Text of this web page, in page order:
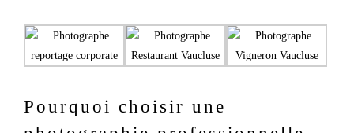
Pourquoi choisir une